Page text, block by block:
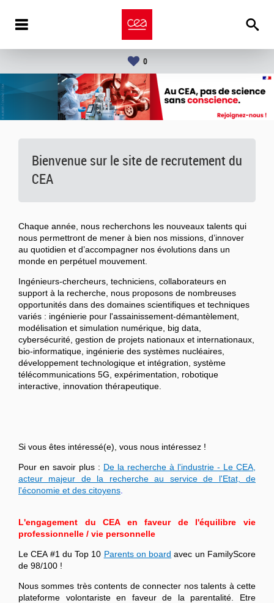
0
Bienvenue sur le site de recrutement du
CEA
Chaque année, nous recherchons les nouveaux talents qui
nous permettront de mener à bien nos missions, d’innover
au quotidien et d’accompagner nos évolutions dans un
monde en perpétuel mouvement.
Ingénieurs-chercheurs, techniciens, collaborateurs en
support à la recherche, nous proposons de nombreuses
opportunités dans des domaines scientifiques et techniques
variés : ingénierie pour l'assainissement-démantèlement,
modélisation et simulation numérique, big data,
cybersécurité, gestion de projets nationaux et internationaux,
bio-informatique, ingénierie des systèmes nucléaires,
développement technologique et intégration, système
télécommunications 5G, expérimentation, robotique
interactive, innovation thérapeutique.
Si vous êtes intéressé(e), vous nous intéressez !
Pour en savoir plus : De la recherche à l'industrie - Le CEA,
acteur majeur de la recherche au service de l'Etat, de
l'économie et des citoyens
L'engagement du CEA en faveur de l'équilibre vie
professionnelle / vie personnelle
Le CEA #1 du Top 10 Parents on board avec un FamilyScore
de 98/100 !
Nous sommes très contents de connecter nos talents à cette
plateforme volontariste en faveur de la parentalité. Etre